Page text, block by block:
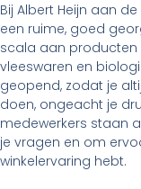
Bij Albert Heijn aan de
een ruime, goed
scala aan producten
vleeswaren en
geopend, zodat je
doen, ongeacht je
medewerkers staan
je vragen en om
winkelervaring hebt.